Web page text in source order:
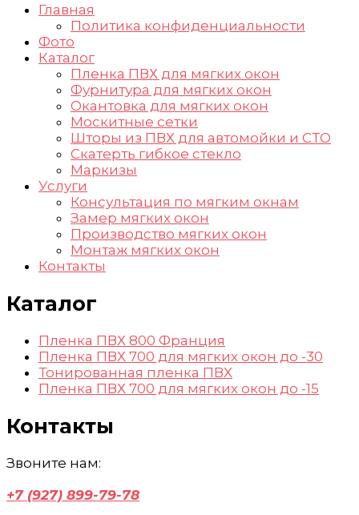
Главная
Политика конфиденциальности
Фото
Каталог
Пленка ПВХ для мягких окон
Фурнитура для мягких окон
Окантовка для мягких окон
Москитные сетки
Шторы из ПВХ для автомойки и СТО
Скатерть гибкое стекло
Маркизы
Услуги
Консультация по мягким окнам
Замер мягких окон
Производство мягких окон
Монтаж мягких окон
Контакты
Каталог
Пленка ПВХ 800 Франция
Пленка ПВХ 700 для мягких окон до -30
Тонированная пленка ПВХ
Пленка ПВХ 700 для мягких окон до -15
Контакты
Звоните нам:
+7 (927) 899-79-78